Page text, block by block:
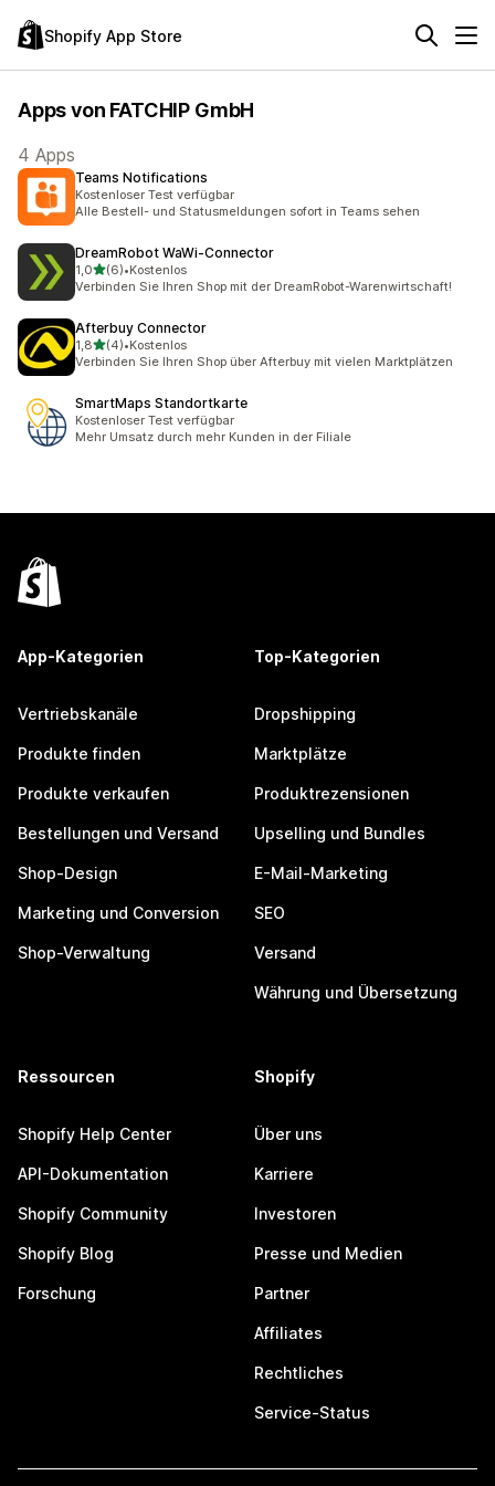
Shopify App Store
Apps von FATCHIP GmbH
4 Apps
Teams Notifications
Kostenloser Test verfügbar
Alle Bestell- und Statusmeldungen sofort in Teams sehen
DreamRobot WaWi‑Connector
1,0von 5 Sternen
(6)
6 Rezensionen insgesamt
•Kostenlos
Verbinden Sie Ihren Shop mit der DreamRobot-Warenwirtschaft!
Afterbuy Connector
1,8von 5 Sternen
(4)
4 Rezensionen insgesamt
•Kostenlos
Verbinden Sie Ihren Shop über Afterbuy mit vielen Marktplätzen
SmartMaps Standortkarte
Kostenloser Test verfügbar
Mehr Umsatz durch mehr Kunden in der Filiale
App-Kategorien
Vertriebskanäle
Produkte finden
Produkte verkaufen
Bestellungen und Versand
Shop-Design
Marketing und Conversion
Shop-Verwaltung
Top-Kategorien
Dropshipping
Marktplätze
Produktrezensionen
Upselling und Bundles
E-Mail-Marketing
SEO
Versand
Währung und Übersetzung
Ressourcen
Shopify Help Center
API-Dokumentation
Shopify Community
Shopify Blog
Forschung
Shopify
Über uns
Karriere
Investoren
Presse und Medien
Partner
Affiliates
Rechtliches
Service-Status